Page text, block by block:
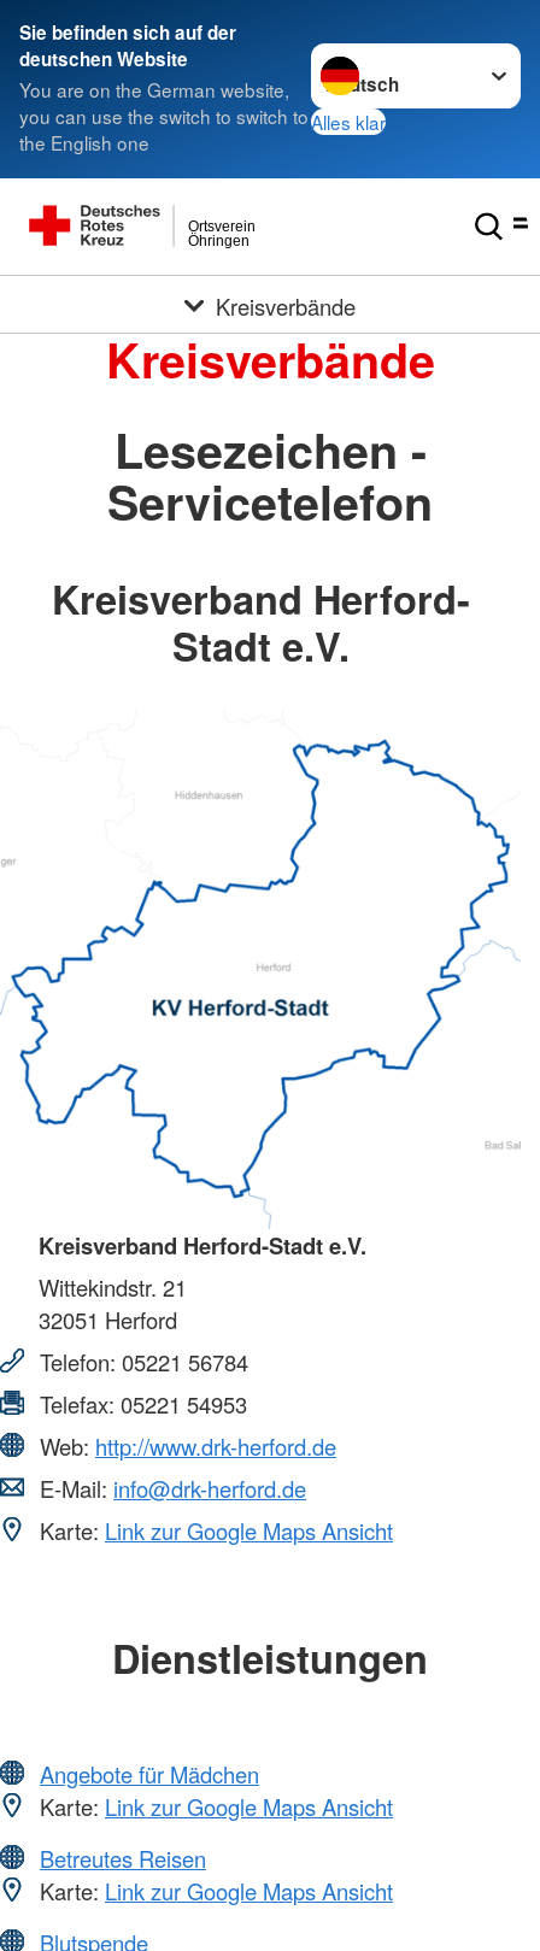
Sie befinden sich auf der
deutschen Website
You are on the German website,
you can use the switch to switch to
the English one
Sprache wechseln zu
Alles klar
Öhringen
Ortsverein
Kreisverbände
Kreisverbände
Lesezeichen -
Servicetelefon
Kreisverband Herford-
Stadt e.V.
Kreisverband Herford-Stadt e.V.
Wittekindstr. 21
32051 Herford
Telefon: 05221 56784
Telefax: 05221 54953
Web: http://www.drk-herford.de
E-Mail: info@drk-herford.de
Karte: Link zur Google Maps Ansicht
Dienstleistungen
Angebote für Mädchen
Karte: Link zur Google Maps Ansicht
Betreutes Reisen
Karte: Link zur Google Maps Ansicht
Blutspende